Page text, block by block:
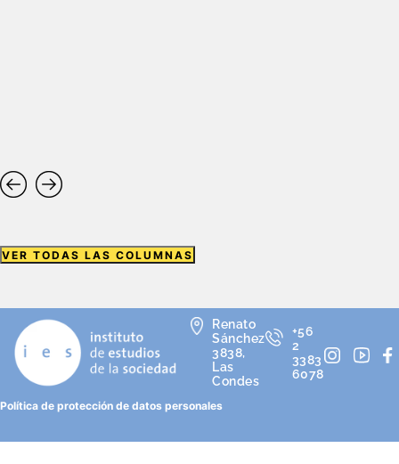
VER TODAS LAS COLUMNAS
Renato
Sánchez
3838,
Las
Condes
+56
2
3383
6078
Política de protección de datos personales